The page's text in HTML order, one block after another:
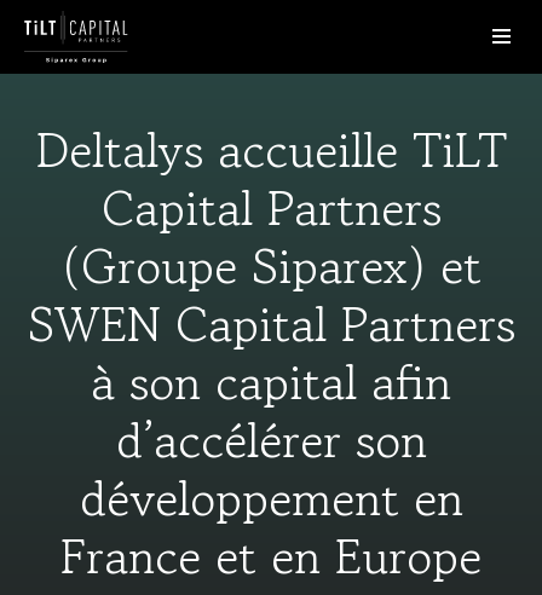
Deltalys accueille TiLT
Capital Partners
(Groupe Siparex) et
SWEN Capital Partners
à son capital afin
d’accélérer son
développement en
France et en Europe